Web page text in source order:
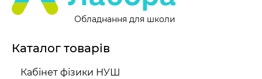
Обладнання для школи
Каталог товарів
Кабінет фізики НУШ